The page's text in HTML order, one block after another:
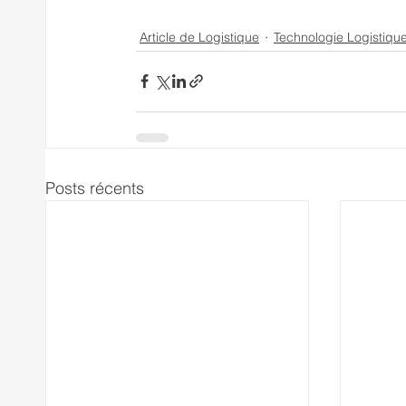
Article de Logistique Technologie
Posts récents